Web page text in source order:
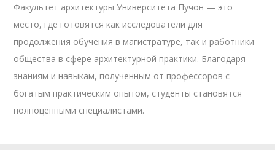
Факультет архитектуры Университета Пучон — это
место, где готовятся как исследователи для
продолжения обучения в магистратуре, так и работники
общества в сфере архитектурной практики. Благодаря
знаниям и навыкам, полученным от профессоров с
богатым практическим опытом, студенты становятся
полноценными специалистами.